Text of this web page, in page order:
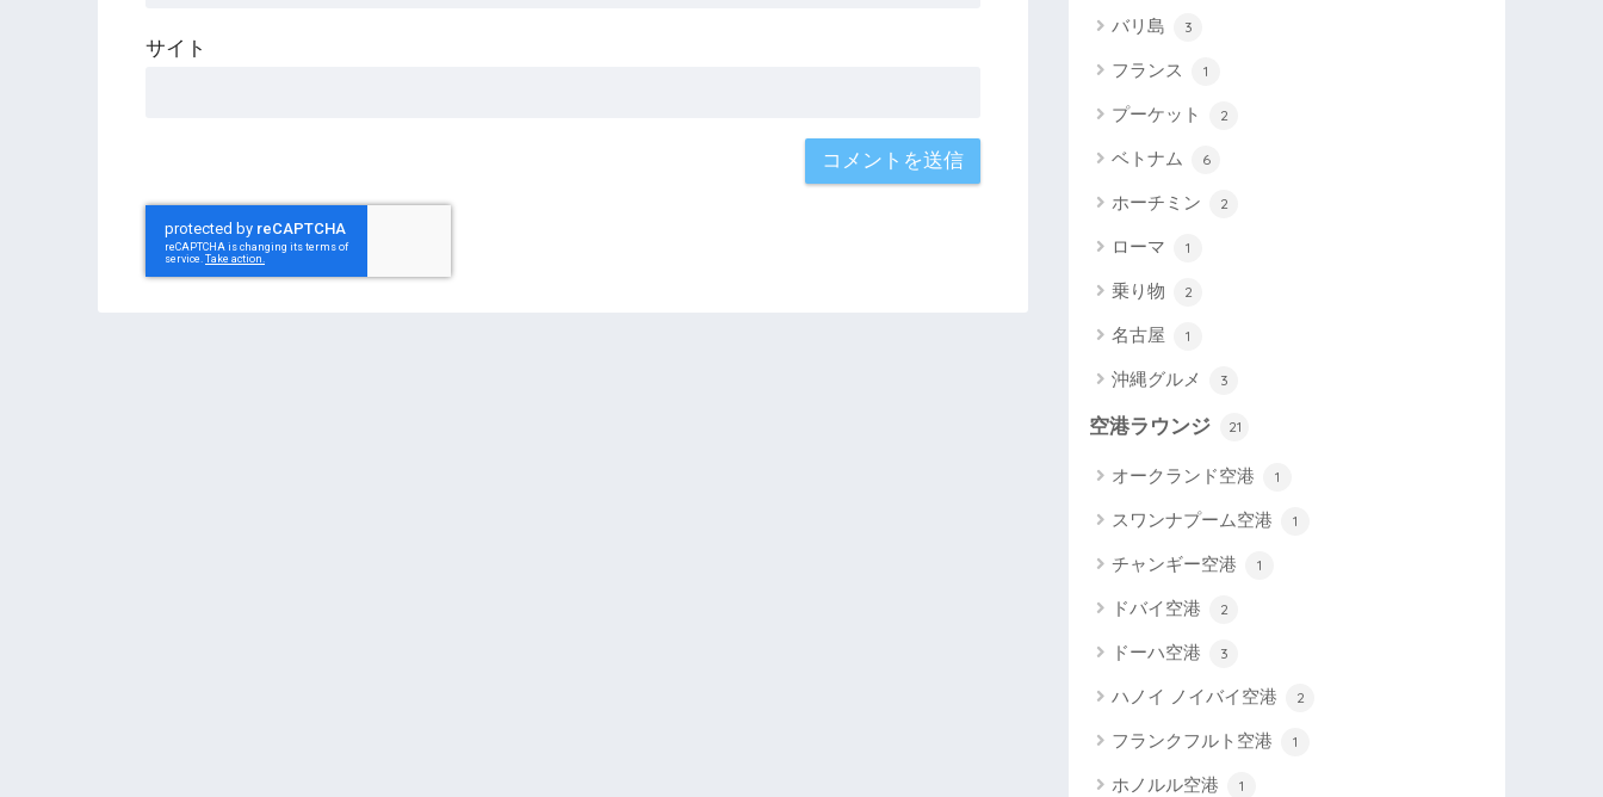
サイト
バリ島 3
フランス 1
プーケット 2
ベトナム 6
ホーチミン 2
ローマ 1
乗り物 2
名古屋 1
沖縄グルメ 3
空港ラウンジ 21
オークランド空港 1
スワンナプーム空港 1
チャンギー空港 1
ドバイ空港 2
ドーハ空港 3
ハノイ ノイバイ空港 2
フランクフルト空港 1
ホノルル空港 1